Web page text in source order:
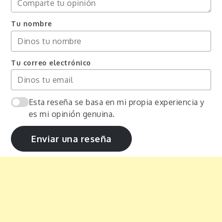
Tu nombre
Tu correo electrónico
Esta reseña se basa en mi propia experiencia y
es mi opinión genuina.
Enviar una reseña